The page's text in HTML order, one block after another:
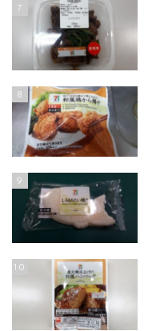
7
8
9
10